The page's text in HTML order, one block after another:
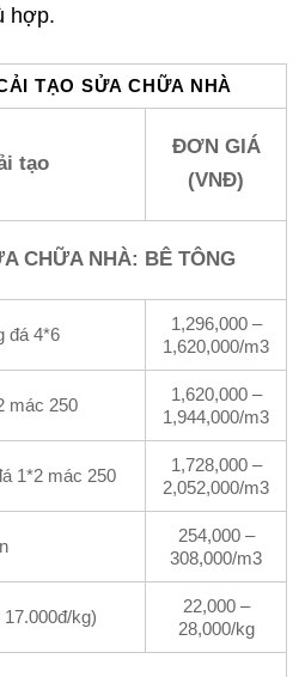
hợp.
TẠO SỬA CHỮA NHÀ
tạo
ĐƠN GIÁ
(VNĐ)
CHỮA NHÀ: BÊ TÔNG
đá 4*6
1,296,000 –
1,620,000/m3
mác 250
1,620,000 –
1,944,000/m3
1*2 mác 250
1,728,000 –
2,052,000/m3
254,000 –
308,000/m3
kg)
22,000 –
28,000/kg